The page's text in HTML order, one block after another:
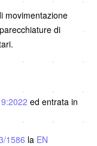
movimentazione
di
ed entrata in
1586 la EN